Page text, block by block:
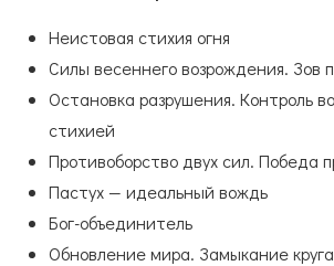
Неистовая стихия огня
Силы весеннего возрождения. Зов
Остановка разрушения. Контроль
стихией
Противоборство двух сил. Победа
Пастух — идеальный вождь
Бог-объединитель
Обновление мира. Замыкание